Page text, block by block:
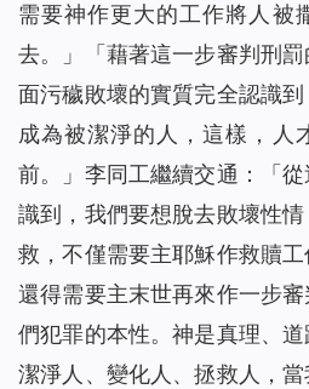
需要神作更大的工作將人被
去。
」「 藉著這一步審判刑
面污穢敗壞的實質完全認識到
成為被潔淨的人，這樣，人
前。
」李同工繼續交通：「
識到，我們要想脫去敗壞性
救，不僅需要主耶穌作救贖工
還得需要主末世再來作一步
們犯罪的本性。神是真理、
潔淨人、變化人、拯救人，